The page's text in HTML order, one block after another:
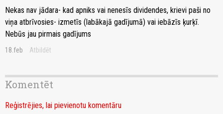
Nekas nav jādara- kad apniks vai nenesīs dividendes, krievi paši no
viņa atbrīvosies- izmetīs (labākajā gadījumā) vai iebāzīs ķurķī.
Nebūs jau pirmais gadījums
18.feb Atbildēt
Komentēt
Reģistrējies, lai pievienotu komentāru